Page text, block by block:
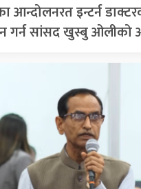
आन्दोलनरत इन्टर्न
गर्न सांसद खुस्बु ओलीको